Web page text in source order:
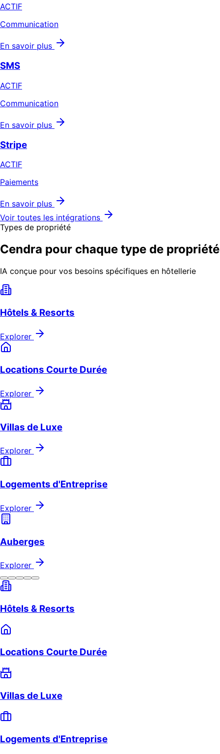
ACTIF
Communication
En savoir plus
SMS
ACTIF
Communication
En savoir plus
Stripe
ACTIF
Paiements
En savoir plus
Voir toutes les intégrations
Types de propriété
Cendra pour chaque type de propriété
IA conçue pour vos besoins spécifiques en hôtellerie
Hôtels & Resorts
Explorer
Locations Courte Durée
Explorer
Villas de Luxe
Explorer
Logements d'Entreprise
Explorer
Auberges
Explorer
Hôtels & Resorts
Locations Courte Durée
Villas de Luxe
Logements d'Entreprise